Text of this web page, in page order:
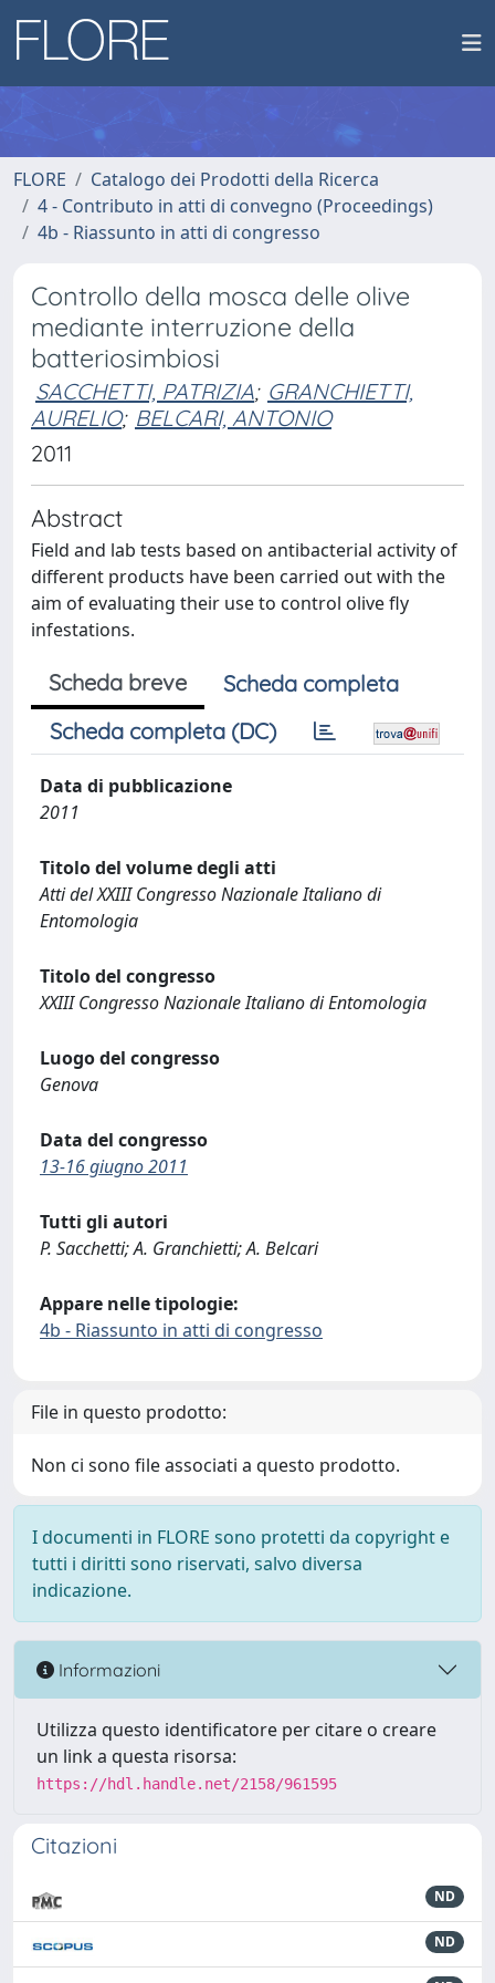
FLORE
Catalogo dei Prodotti della Ricerca
4 - Contributo in atti di convegno (Proceedings)
4b - Riassunto in atti di congresso
Controllo della mosca delle olive
mediante interruzione della
batteriosimbiosi
SACCHETTI, PATRIZIA; GRANCHIETTI,
AURELIO; BELCARI, ANTONIO
2011
Abstract
Field and lab tests based on antibacterial activity of
different products have been carried out with the
aim of evaluating their use to control olive fly
infestations.
Scheda breve
Scheda completa
Scheda completa (DC)
Data di pubblicazione
2011
Titolo del volume degli atti
Atti del XXIII Congresso Nazionale Italiano di
Entomologia
Titolo del congresso
XXIII Congresso Nazionale Italiano di Entomologia
Luogo del congresso
Genova
Data del congresso
13-16 giugno 2011
Tutti gli autori
P. Sacchetti; A. Granchietti; A. Belcari
Appare nelle tipologie:
4b - Riassunto in atti di congresso
File in questo prodotto:
Non ci sono file associati a questo prodotto.
I documenti in FLORE sono protetti da copyright e
tutti i diritti sono riservati, salvo diversa
indicazione.
Informazioni
Utilizza questo identificatore per citare o creare
un link a questa risorsa:
https://hdl.handle.net/2158/961595
Citazioni
ND
ND